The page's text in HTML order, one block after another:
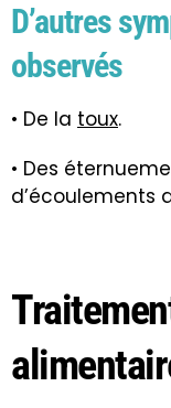
D’autres
observés
• De la toux.
• Des
d’écoulements